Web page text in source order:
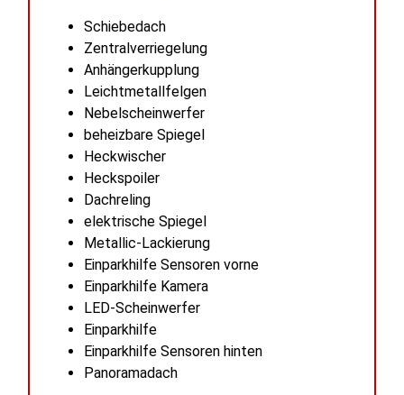
Schiebedach
Zentralverriegelung
Anhängerkupplung
Leichtmetallfelgen
Nebelscheinwerfer
beheizbare Spiegel
Heckwischer
Heckspoiler
Dachreling
elektrische Spiegel
Metallic-Lackierung
Einparkhilfe Sensoren vorne
Einparkhilfe Kamera
LED-Scheinwerfer
Einparkhilfe
Einparkhilfe Sensoren hinten
Panoramadach